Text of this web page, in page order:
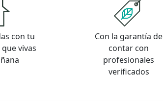
con tu
vivas
Con la garantía de
contar con
profesionales
verificados